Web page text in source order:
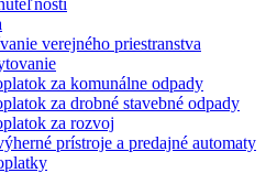
verejného priestranstva
za komunálne odpady
za drobné stavebné odpady
za rozvoj
prístroje a predajné automaty